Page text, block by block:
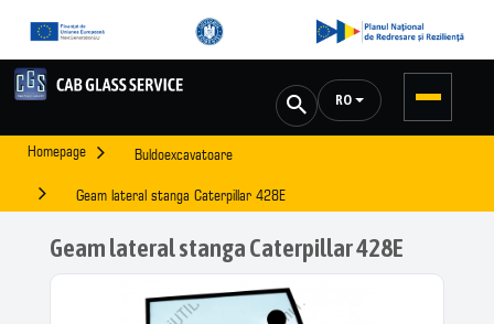
RO
Homepage Buldoexcavatoare
Geam lateral stanga Caterpillar 428E
Geam lateral stanga Caterpillar 428E